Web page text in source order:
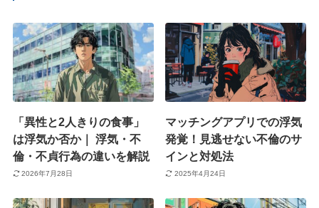
「異性と2人きりの食事」
は浮気か否か｜ 浮気・不
倫・不貞行為の違いを解説
2026年7月28日
マッチングアプリでの浮気
発覚！見逃せない不倫のサ
インと対処法
2025年4月24日